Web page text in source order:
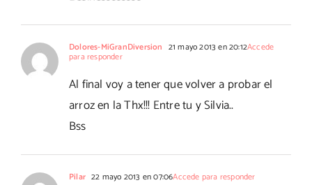
Dolores-MiGranDiversion 21 mayo 2013 en 20:12Accede
para responder
Al final voy a tener que volver a probar el
arroz en la Thx!!! Entre tu y Silvia..
Bss
Pilar 22 mayo 2013 en 07:06Accede para responder